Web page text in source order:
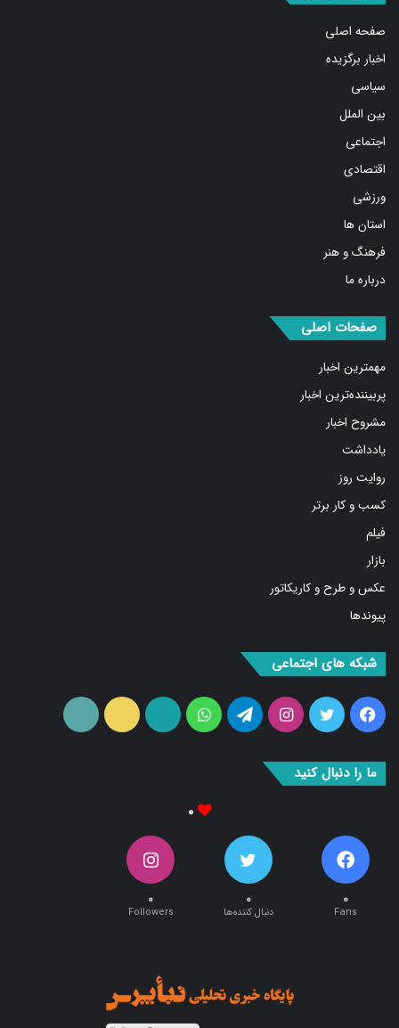
صفحه اصلی
اخبار برگزیده
سیاسی
بین الملل
اجتماعی
اقتصادی
ورزشی
استان ها
فرهنگ و هنر
درباره ما
مهمترین اخبار
پربیننده‌ترین اخبار
مشروح اخبار
یادداشت
روایت روز
کسب و کار برتر
فیلم
بازار
عکس و طرح و کاریکاتور
پیوندها
فیس
بوک
توییتراینستاگرامتلگرامواتس
آپ
آپارات ایتا
۰ ۰ ۰